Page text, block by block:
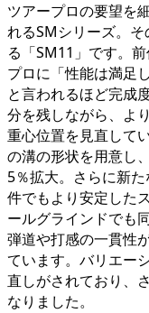
ツアープロの要望を
れるSMシリーズ。
る「SM11」です。
プロに「性能は満足
と言われるほど完成
分を残しながら、よ
重心位置を見直して
の溝の形状を用意し
5％拡大。さらに新
件でもより安定した
ールグラインドでも
弾道や打感の一貫性
ています。バリエー
直しがされており、
なりました。